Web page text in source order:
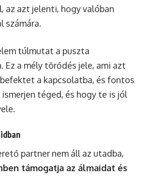
azt jelenti, hogy valóban
számára.
túlmutat a puszta
Ez a mély törődés jele, ami azt
a kapcsolatba, és fontos
ismerjen téged, és hogy te is jól
partner nem áll az utadba,
támogatja az álmaidat és